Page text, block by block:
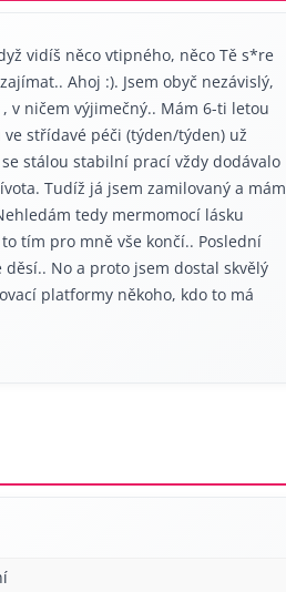
vidíš něco vtipného, něco Tě s*re
Ahoj :). Jsem obyč nezávislý,
v ničem výjimečný.. Mám 6-ti letou
střídavé péči (týden/týden) už
stálou stabilní prací vždy dodávalo
Tudíž já jsem zamilovaný a mám
tedy mermomocí lásku
tím pro mně vše končí.. Poslední
No a proto jsem dostal skvělý
platformy někoho, kdo to má